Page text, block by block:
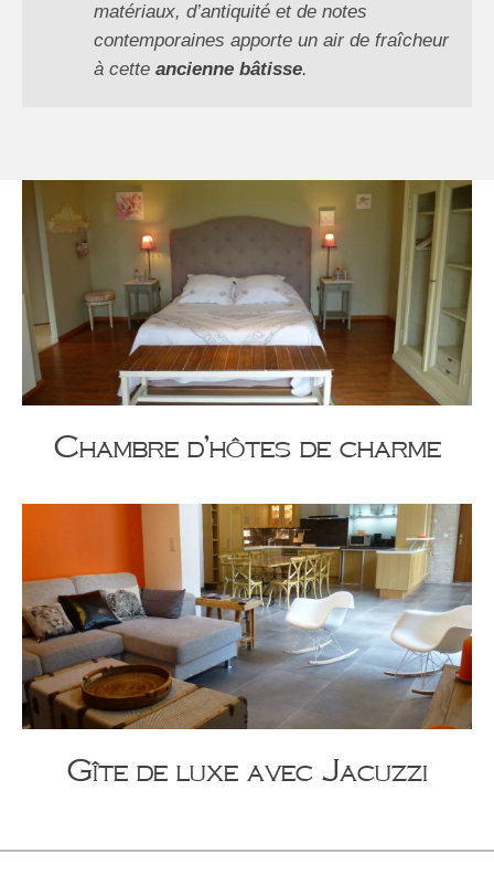
matériaux, d’antiquité et de notes
contemporaines apporte un air de fraîcheur
à cette ancienne bâtisse.
Chambre d’hôtes de charme
Gîte de luxe avec Jacuzzi